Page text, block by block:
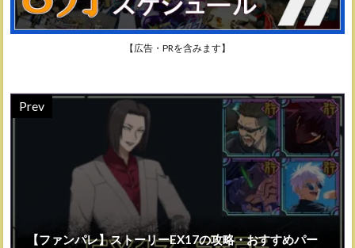
【広告・PRを含みます】
Prev
【ファンパレ】ストーリーEX17の攻略・おすすめパー